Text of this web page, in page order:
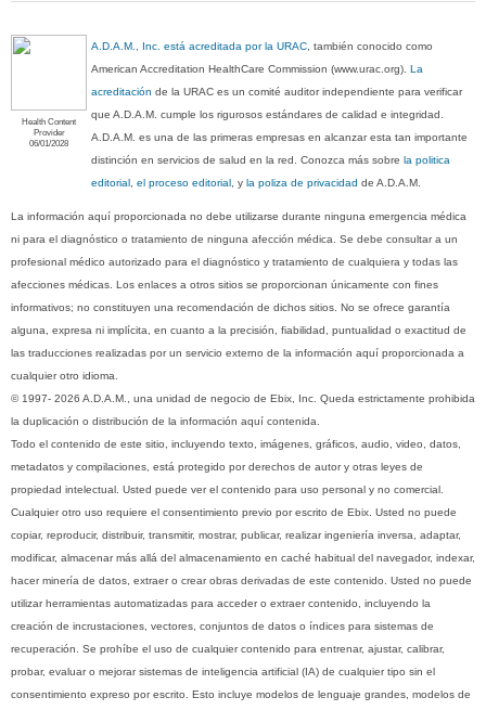
Health Content
Provider
06/01/2028
A.D.A.M., Inc. está acreditada por la URAC , también conocido como
American Accreditation HealthCare Commission (www.urac.org).La
acreditación de la URAC es un comité auditor independiente para verificar
que A.D.A.M. cumple los rigurosos estándares de calidad e integridad.
A.D.A.M. es una de las primeras empresas en alcanzar esta tan importante
distinción en servicios de salud en la red. Conozca más sobrela politica
editorial, el proceso editorial , yla poliza de privacidad de A.D.A.M.
La información aquí proporcionada no debe utilizarse durante ninguna emergencia médica
ni para el diagnóstico o tratamiento de ninguna afección médica. Se debe consultar a un
profesional médico autorizado para el diagnóstico y tratamiento de cualquiera y todas las
afecciones médicas. Los enlaces a otros sitios se proporcionan únicamente con fines
informativos; no constituyen una recomendación de dichos sitios. No se ofrece garantía
alguna, expresa ni implícita, en cuanto a la precisión, fiabilidad, puntualidad o exactitud de
las traducciones realizadas por un servicio externo de la información aquí proporcionada a
cualquier otro idioma.
© 1997- 2026 A.D.A.M., una unidad de negocio de Ebix, Inc. Queda estrictamente prohibida
la duplicación o distribución de la información aquí contenida.
Todo el contenido de este sitio, incluyendo texto, imágenes, gráficos, audio, video, datos,
metadatos y compilaciones, está protegido por derechos de autor y otras leyes de
propiedad intelectual. Usted puede ver el contenido para uso personal y no comercial.
Cualquier otro uso requiere el consentimiento previo por escrito de Ebix. Usted no puede
copiar, reproducir, distribuir, transmitir, mostrar, publicar, realizar ingeniería inversa, adaptar,
modificar, almacenar más allá del almacenamiento en caché habitual del navegador, indexar,
hacer minería de datos, extraer o crear obras derivadas de este contenido. Usted no puede
utilizar herramientas automatizadas para acceder o extraer contenido, incluyendo la
creación de incrustaciones, vectores, conjuntos de datos o índices para sistemas de
recuperación. Se prohíbe el uso de cualquier contenido para entrenar, ajustar, calibrar,
probar, evaluar o mejorar sistemas de inteligencia artificial (IA) de cualquier tipo sin el
consentimiento expreso por escrito. Esto incluye modelos de lenguaje grandes, modelos de